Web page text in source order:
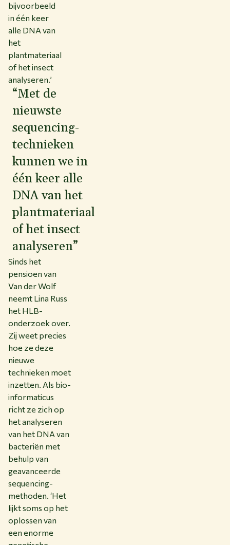
bijvoorbeeld
in één keer
alle DNA van
het
plantmateriaal
of het insect
analyseren.’
“Met de
nieuwste
sequencing-
technieken
kunnen we in
één keer alle
DNA van het
plantmateriaal
of het insect
analyseren”
Sinds het
pensioen van
Van der Wolf
neemt Lina Russ
het HLB-
onderzoek over.
Zij weet precies
hoe ze deze
nieuwe
technieken moet
inzetten. Als bio-
informaticus
richt ze zich op
het analyseren
van het DNA van
bacteriën met
behulp van
geavanceerde
sequencing-
methoden. ‘Het
lijkt soms op het
oplossen van
een enorme